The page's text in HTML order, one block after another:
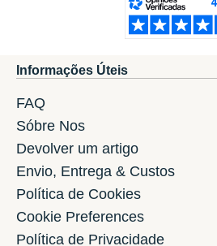
Informações Úteis
FAQ
Sóbre Nos
Devolver um artigo
Envio, Entrega & Custos
Política de Cookies
Cookie Preferences
Política de Privacidade